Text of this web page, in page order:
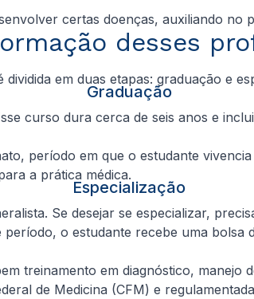
certas doenças, auxiliando no
desses
em duas etapas: graduação e
Graduação
curso dura cerca de seis anos e
período em que o estudante
a prática médica.
Especialização
Se desejar se especializar,
o estudante recebe uma
treinamento em diagnóstico,
de Medicina (CFM) e